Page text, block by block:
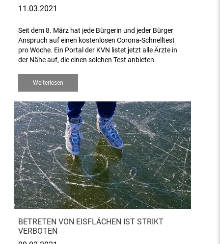
11.03.2021
Seit dem 8. März hat jede Bürgerin und jeder Bürger
Anspruch auf einen kostenlosen Corona-Schnelltest
pro Woche. Ein Portal der KVN listet jetzt alle Ärzte in
der Nähe auf, die einen solchen Test anbieten.
Weiterlesen
BETRETEN VON EISFLÄCHEN IST STRIKT
VERBOTEN